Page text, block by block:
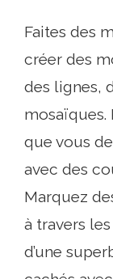
Faites des
créer des
des lignes,
que vous
avec des
Marquez
à travers
d’une